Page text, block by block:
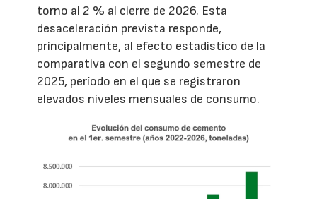
torno al 2 % al cierre de 2026. Esta
desaceleración prevista responde,
principalmente, al efecto estadístico de la
comparativa con el segundo semestre de
2025, período en el que se registraron
elevados niveles mensuales de consumo.